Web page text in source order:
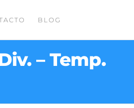
BLOG
– Temp.